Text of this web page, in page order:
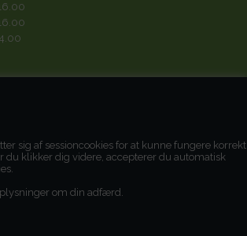
sig af sessioncookies for at kunne fungere korrekt
du klikker dig videre, accepterer du automatisk
om din adfærd.
betingelserne